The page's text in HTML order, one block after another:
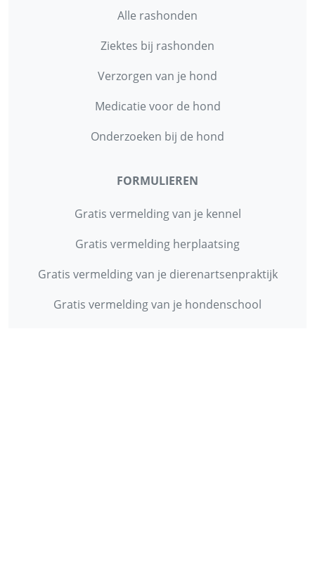
Alle rashonden
Ziektes bij rashonden
Verzorgen van je hond
Medicatie voor de hond
Onderzoeken bij de hond
FORMULIEREN
Gratis vermelding van je kennel
Gratis vermelding herplaatsing
Gratis vermelding van je dierenartsenpraktijk
Gratis vermelding van je hondenschool